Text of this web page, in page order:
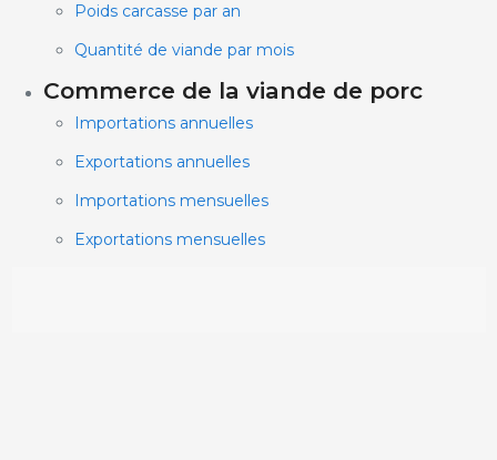
Poids carcasse par an
Quantité de viande par mois
Commerce de la viande de porc
Importations annuelles
Exportations annuelles
Importations mensuelles
Exportations mensuelles